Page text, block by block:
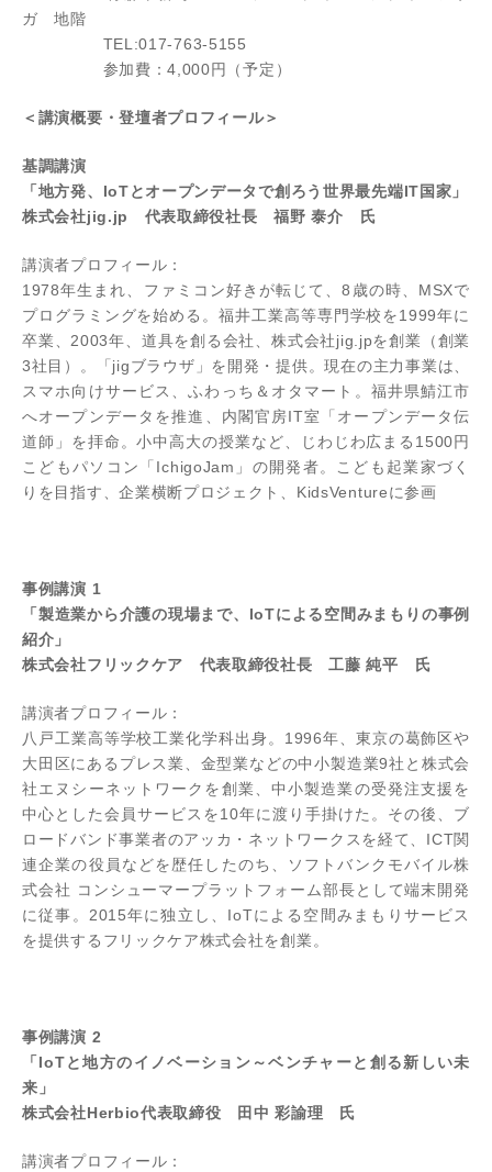
ガ 地階
TEL:017-763-5155
参加費：4,000円（予定）
＜講演概要・登壇者プロフィール＞
基調講演
「地方発、IoTとオープンデータで創ろう世界最先端IT国家」
株式会社jig.jp 代表取締役社長 福野 泰介 氏
講演者プロフィール：
1978年生まれ、ファミコン好きが転じて、8歳の時、MSXで
プログラミングを始める。福井工業高等専門学校を1999年に
卒業、2003年、道具を創る会社、株式会社jig.jpを創業（創業
3社目）。「jigブラウザ」を開発・提供。現在の主力事業は、
スマホ向けサービス、ふわっち＆オタマート。福井県鯖江市
へオープンデータを推進、内閣官房IT室「オープンデータ伝
道師」を拝命。小中高大の授業など、じわじわ広まる1500円
こどもパソコン「IchigoJam」の開発者。こども起業家づく
りを目指す、企業横断プロジェクト、KidsVentureに参画
事例講演 1
「製造業から介護の現場まで、IoTによる空間みまもりの事例
紹介」
株式会社フリックケア 代表取締役社長 工藤 純平 氏
講演者プロフィール：
八戸工業高等学校工業化学科出身。1996年、東京の葛飾区や
大田区にあるプレス業、金型業などの中小製造業9社と株式会
社エヌシーネットワークを創業、中小製造業の受発注支援を
中心とした会員サービスを10年に渡り手掛けた。その後、ブ
ロードバンド事業者のアッカ・ネットワークスを経て、ICT関
連企業の役員などを歴任したのち、ソフトバンクモバイル株
式会社 コンシューマープラットフォーム部長として端末開発
に従事。2015年に独立し、IoTによる空間みまもりサービス
を提供するフリックケア株式会社を創業。
事例講演 2
「IoTと地方のイノベーション～ベンチャーと創る新しい未
来」
株式会社Herbio代表取締役 田中 彩諭理 氏
講演者プロフィール：